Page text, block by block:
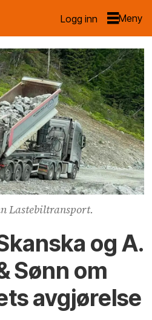
Logg inn
Lastebiltransport.
og A.
Sønn om
avgjørelse